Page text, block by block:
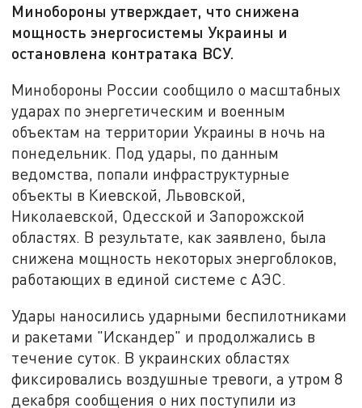
Минобороны утверждает, что снижена
мощность энергосистемы Украины и
остановлена контратака ВСУ.
Минобороны России сообщило о масштабных
ударах по энергетическим и военным
объектам на территории Украины в ночь на
понедельник. Под удары, по данным
ведомства, попали инфраструктурные
объекты в Киевской, Львовской,
Николаевской, Одесской и Запорожской
областях. В результате, как заявлено, была
снижена мощность некоторых энергоблоков,
работающих в единой системе с АЭС.
Удары наносились ударными беспилотниками
и ракетами "Искандер" и продолжались в
течение суток. В украинских областях
фиксировались воздушные тревоги, а утром 8
декабря сообщения о них поступили из